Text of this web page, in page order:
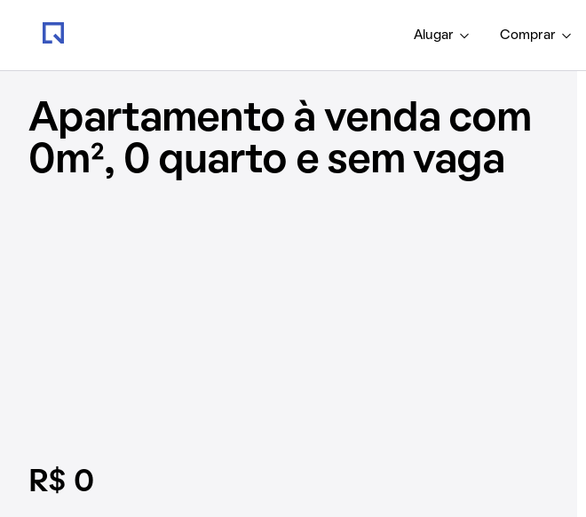
Alugar Comprar
Apartamento à venda com
0m², 0 quarto e sem vaga
R$ 0